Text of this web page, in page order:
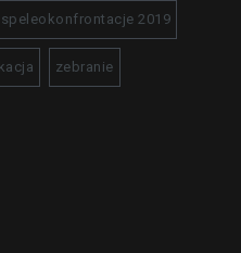
speleokonfrontacje 2019
zebranie